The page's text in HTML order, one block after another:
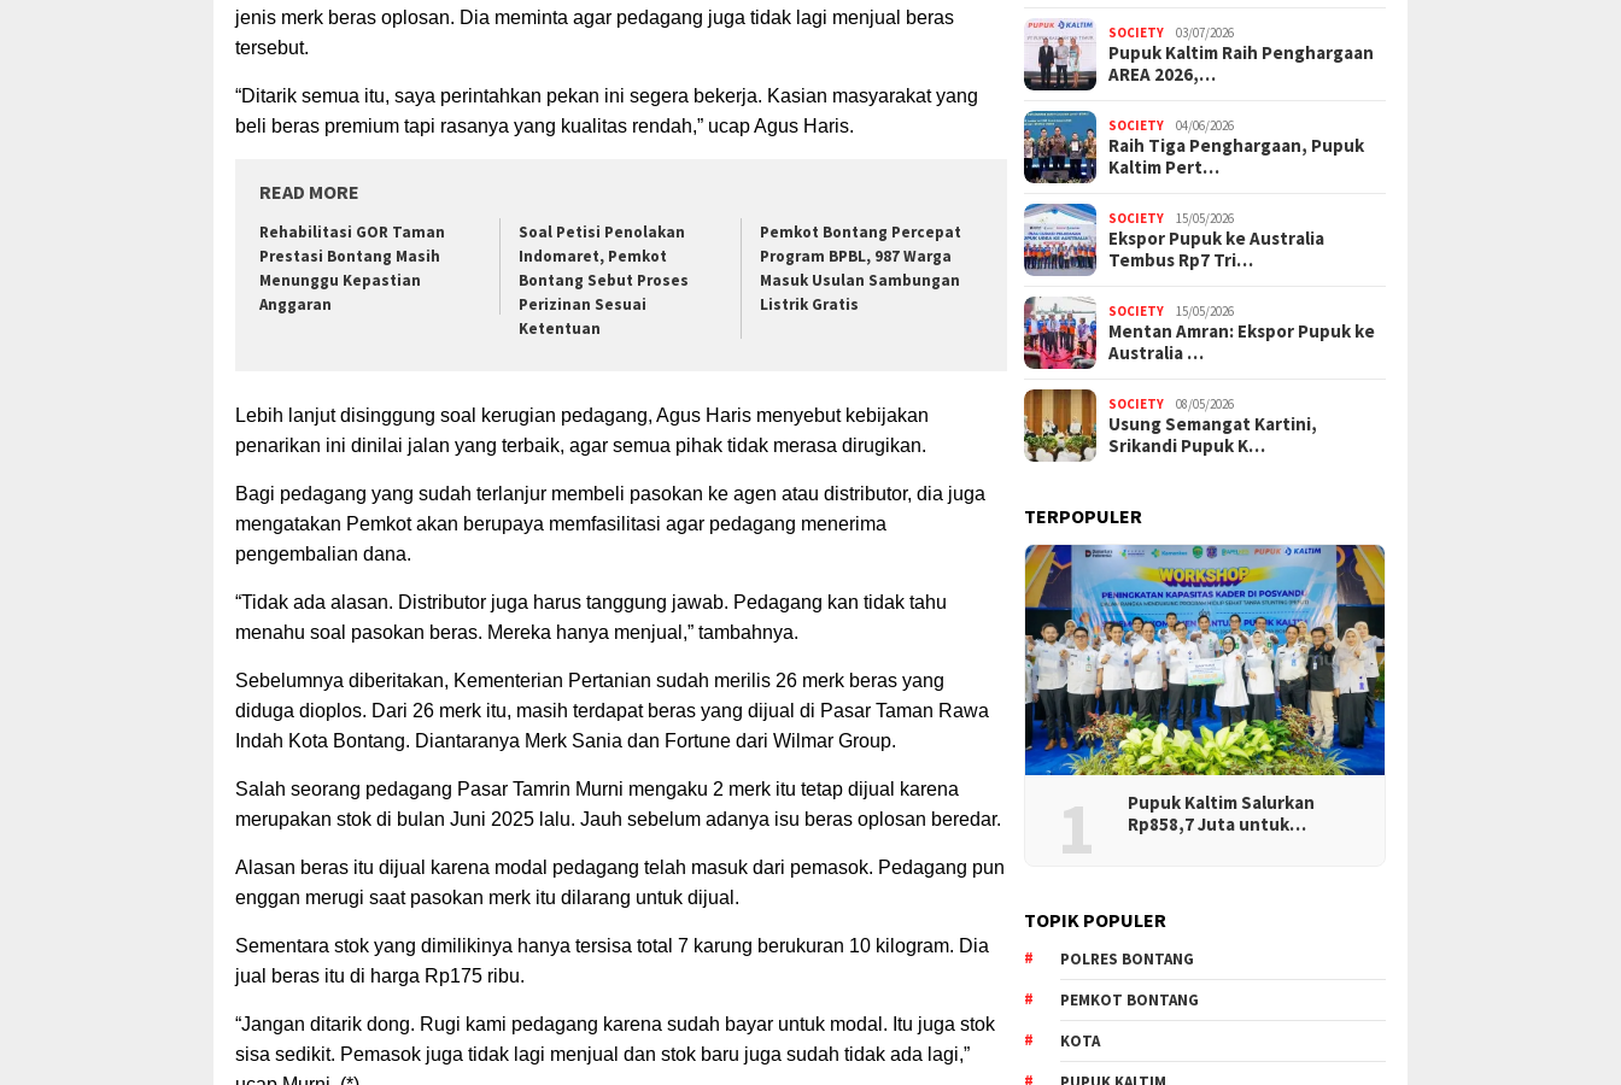
jenis merk beras oplosan. Dia meminta agar pedagang juga tidak lagi menjual beras
tersebut.
“Ditarik semua itu, saya perintahkan pekan ini segera bekerja. Kasian masyarakat yang
beli beras premium tapi rasanya yang kualitas rendah,” ucap Agus Haris.
READ MORE
Rehabilitasi GOR Taman
Prestasi Bontang Masih
Menunggu Kepastian
Anggaran
Soal Petisi Penolakan
Indomaret, Pemkot
Bontang Sebut Proses
Perizinan Sesuai
Ketentuan
Pemkot Bontang Percepat
Program BPBL, 987 Warga
Masuk Usulan Sambungan
Listrik Gratis
Lebih lanjut disinggung soal kerugian pedagang, Agus Haris menyebut kebijakan
penarikan ini dinilai jalan yang terbaik, agar semua pihak tidak merasa dirugikan.
Bagi pedagang yang sudah terlanjur membeli pasokan ke agen atau distributor, dia juga
mengatakan Pemkot akan berupaya memfasilitasi agar pedagang menerima
pengembalian dana.
“Tidak ada alasan. Distributor juga harus tanggung jawab. Pedagang kan tidak tahu
menahu soal pasokan beras. Mereka hanya menjual,” tambahnya.
Sebelumnya diberitakan, Kementerian Pertanian sudah merilis 26 merk beras yang
diduga dioplos. Dari 26 merk itu, masih terdapat beras yang dijual di Pasar Taman Rawa
Indah Kota Bontang. Diantaranya Merk Sania dan Fortune dari Wilmar Group.
Salah seorang pedagang Pasar Tamrin Murni mengaku 2 merk itu tetap dijual karena
merupakan stok di bulan Juni 2025 lalu. Jauh sebelum adanya isu beras oplosan beredar.
Alasan beras itu dijual karena modal pedagang telah masuk dari pemasok. Pedagang pun
enggan merugi saat pasokan merk itu dilarang untuk dijual.
Sementara stok yang dimilikinya hanya tersisa total 7 karung berukuran 10 kilogram. Dia
jual beras itu di harga Rp175 ribu.
“Jangan ditarik dong. Rugi kami pedagang karena sudah bayar untuk modal. Itu juga stok
sisa sedikit. Pemasok juga tidak lagi menjual dan stok baru juga sudah tidak ada lagi,”
SOCIETY 03/07/2026
Pupuk Kaltim Raih Penghargaan
AREA 2026,…
SOCIETY 04/06/2026
Raih Tiga Penghargaan, Pupuk
Kaltim Pert…
SOCIETY 15/05/2026
Ekspor Pupuk ke Australia
Tembus Rp7 Tri…
SOCIETY 15/05/2026
Mentan Amran: Ekspor Pupuk ke
Australia …
SOCIETY 08/05/2026
Usung Semangat Kartini,
Srikandi Pupuk K…
TERPOPULER
1
Pupuk Kaltim Salurkan
Rp858,7 Juta untuk…
TOPIK POPULER
POLRES BONTANG
PEMKOT BONTANG
KOTA